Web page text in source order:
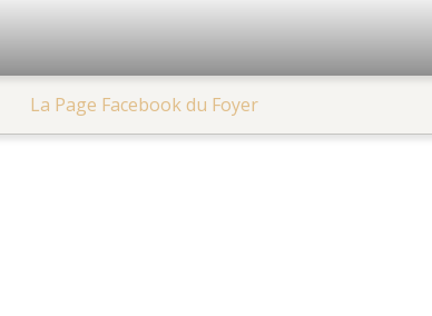
La Page Facebook du Foyer